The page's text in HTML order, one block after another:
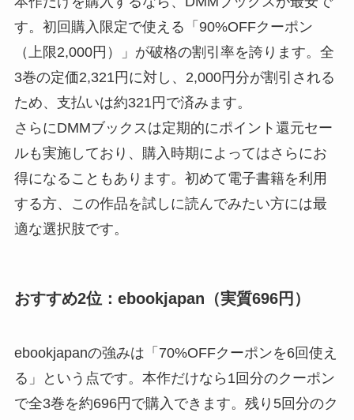
す。初回購入限定で使える「90%OFFクーポン
（上限2,000円）」が破格の割引率を誇ります。全
3巻の定価2,321円に対し、2,000円分が割引される
ため、支払いは約321円で済みます。
さらにDMMブックスは定期的にポイント還元セー
ルも実施しており、購入時期によってはさらにお
得になることもあります。初めて電子書籍を利用
する方、この作品を試しに読んでみたい方には最
適な選択肢です。
おすすめ2位：ebookjapan（実質696円）
ebookjapanの強みは「70%OFFクーポンを6回使え
る」という点です。本作だけなら1回分のクーポン
で全3巻を約696円で購入できます。残り5回分のク